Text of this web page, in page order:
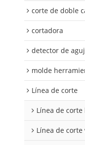
corte de doble
cortadora
detector de
molde
Línea de corte
Línea de
Línea de corte